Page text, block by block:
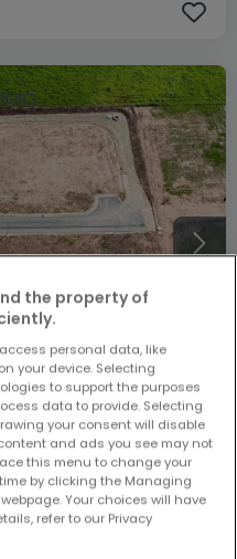
the property of
personal data, like
your device. Selecting
to support the purposes
data to provide. Selecting
your consent will disable
and ads you see may not
this menu to change your
by clicking the Managing
Your choices will have
refer to our Privacy